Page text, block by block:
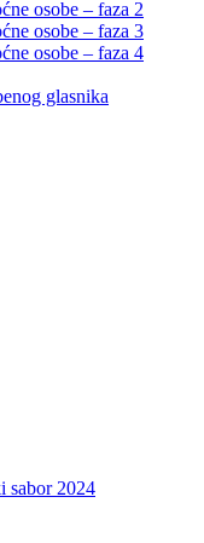
osobe – faza 2
osobe – faza 3
osobe – faza 4
glasnika
sabor 2024